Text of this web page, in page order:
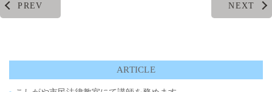
PREV NEXT
ARTICLE